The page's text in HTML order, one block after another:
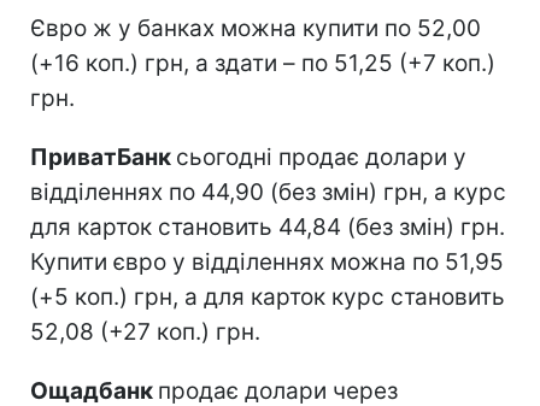
Євро ж у банках можна купити по 52,00
(+16 коп.) грн, а здати – по 51,25 (+7 коп.)
грн.
ПриватБанк сьогодні продає долари у
відділеннях по 44,90 (без змін) грн, а курс
для карток становить 44,84 (без змін) грн.
Купити євро у відділеннях можна по 51,95
(+5 коп.) грн, а для карток курс становить
52,08 (+27 коп.) грн.
Ощадбанк продає долари через